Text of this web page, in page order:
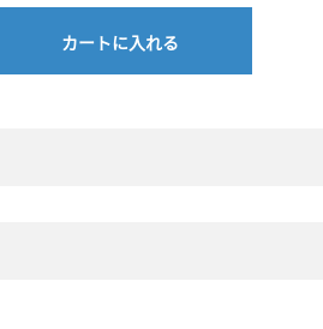
カートに入れる